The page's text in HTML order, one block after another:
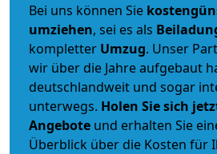
Bei uns können Sie
umziehen, sei es als
kompletter Umzug. Unser
wir über die Jahre aufgebaut
deutschlandweit und sogar
unterwegs. Holen Sie sich
Angebote und erhalten Sie
Überblick über die Kosten für